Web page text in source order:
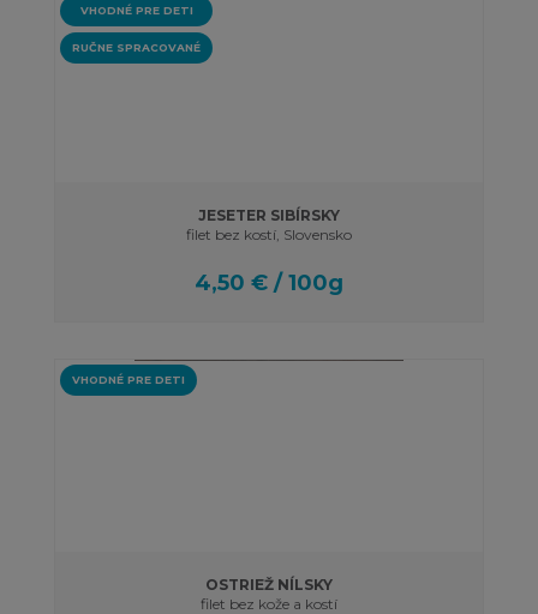
VHODNÉ PRE DETI
RUČNE SPRACOVANÉ
JESETER SIBÍRSKY
filet bez kostí, Slovensko
4,50 € / 100g
VHODNÉ PRE DETI
OSTRIEŽ NÍLSKY
filet bez kože a kostí